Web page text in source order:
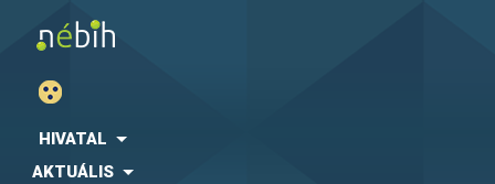
HIVATAL
AKTUÁLIS